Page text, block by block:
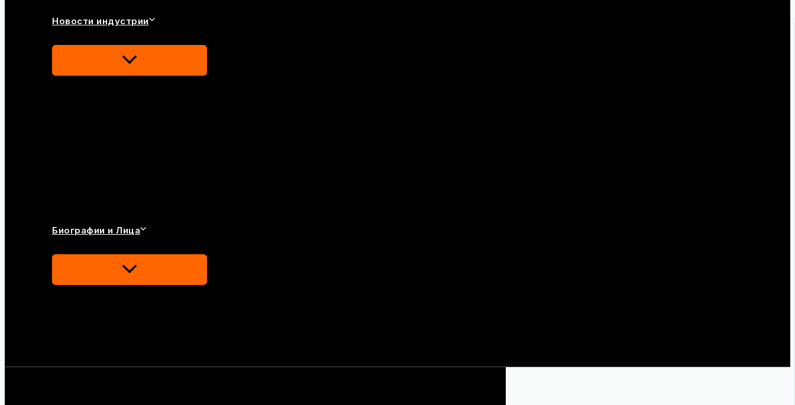
Новости индустрии
Переключатель
Биографии и Лица
Переключатель